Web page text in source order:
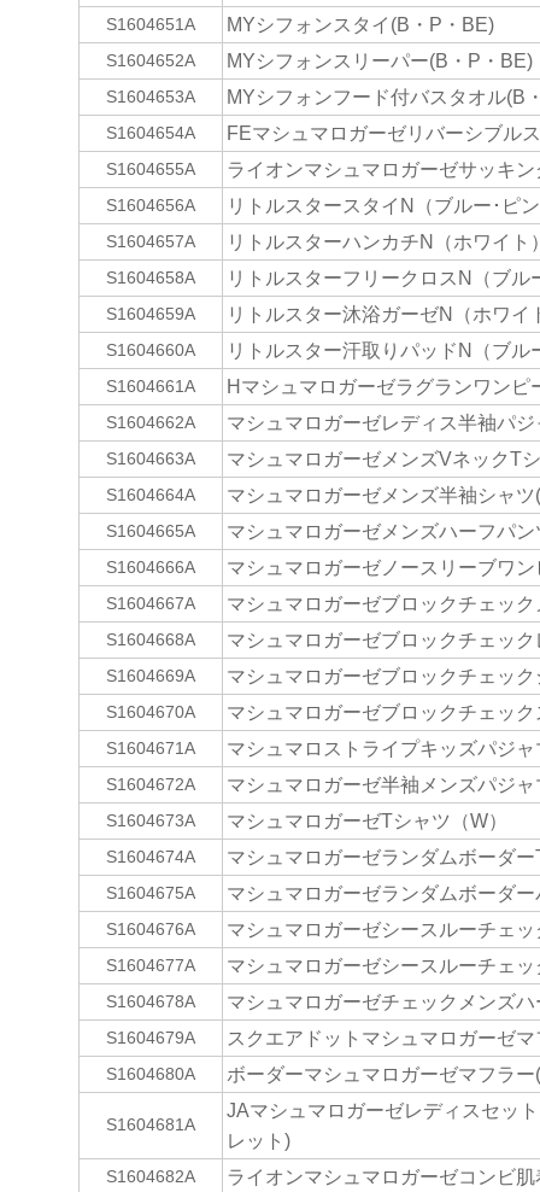
S1604651A MYシフォンスタイ(B・P・BE)
S1604652A MYシフォンスリーパー(B・P・BE)
S1604653A MYシフォンフード付バスタオル(B
S1604654A FEマシュマロガーゼリバーシブル
S1604655A ライオンマシュマロガーゼサッキ
S1604656A リトルスタースタイN（ブルー･ピ
S1604657A リトルスターハンカチN（ホワイト
S1604658A リトルスターフリークロスN（ブル
S1604659A リトルスター沐浴ガーゼN（ホワイ
S1604660A リトルスター汗取りパッドN（ブル
S1604661A Hマシュマロガーゼラグランワンピ
S1604662A マシュマロガーゼレディス半袖パジ
S1604663A マシュマロガーゼメンズVネックT
S1604664A マシュマロガーゼメンズ半袖シャツ
S1604665A マシュマロガーゼメンズハーフパ
S1604666A マシュマロガーゼノースリーブワ
S1604667A マシュマロガーゼブロックチェッ
S1604668A マシュマロガーゼブロックチェッ
S1604669A マシュマロガーゼブロックチェッ
S1604670A マシュマロガーゼブロックチェッ
S1604671A マシュマロストライプキッズパジ
S1604672A マシュマロガーゼ半袖メンズパジ
S1604673A マシュマロガーゼTシャツ（W）
S1604674A マシュマロガーゼランダムボーダ
S1604675A マシュマロガーゼランダムボーダ
S1604676A マシュマロガーゼシースルーチェ
S1604677A マシュマロガーゼシースルーチェ
S1604678A マシュマロガーゼチェックメンズ
S1604679A スクエアドットマシュマロガーゼ
S1604680A ボーダーマシュマロガーゼマフラ
S1604681A
JAマシュマロガーゼレディスセッ
レット)
S1604682A ライオンマシュマロガーゼコンビ